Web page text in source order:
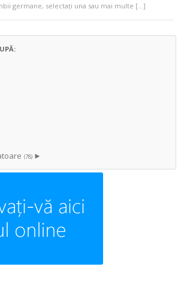
germane, selectați una sau mai multe […]
(78) ►